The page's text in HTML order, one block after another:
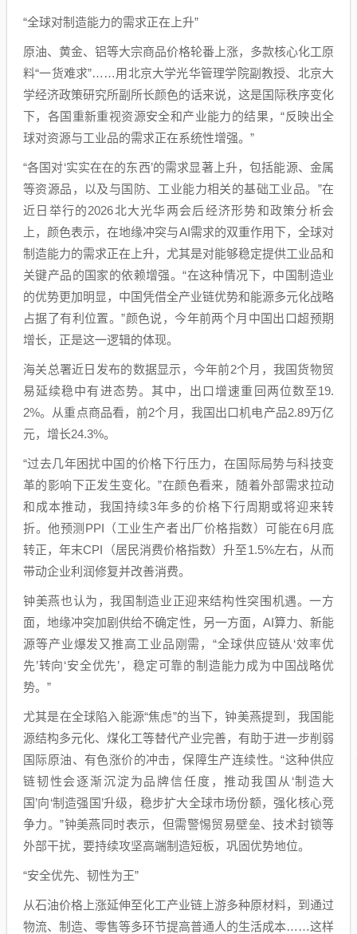
“全球对制造能力的需求正在上升”
原油、黄金、铝等大宗商品价格轮番上涨，多款核心化工原
料“一货难求”……用北京大学光华管理学院副教授、北京大
学经济政策研究所副所长颜色的话来说，这是国际秩序变化
下，各国重新重视资源安全和产业能力的结果，“反映出全
球对资源与工业品的需求正在系统性增强。”
“各国对‘实实在在的东西’的需求显著上升，包括能源、金属
等资源品，以及与国防、工业能力相关的基础工业品。”在
近日举行的2026北大光华两会后经济形势和政策分析会
上，颜色表示，在地缘冲突与AI需求的双重作用下，全球对
制造能力的需求正在上升，尤其是对能够稳定提供工业品和
关键产品的国家的依赖增强。“在这种情况下，中国制造业
的优势更加明显，中国凭借全产业链优势和能源多元化战略
占据了有利位置。”颜色说，今年前两个月中国出口超预期
增长，正是这一逻辑的体现。
海关总署近日发布的数据显示，今年前2个月，我国货物贸
易延续稳中有进态势。其中，出口增速重回两位数至19.
2%。从重点商品看，前2个月，我国出口机电产品2.89万亿
元，增长24.3%。
“过去几年困扰中国的价格下行压力，在国际局势与科技变
革的影响下正发生变化。”在颜色看来，随着外部需求拉动
和成本推动，我国持续3年多的价格下行周期或将迎来转
折。他预测PPI（工业生产者出厂价格指数）可能在6月底
转正，年末CPI（居民消费价格指数）升至1.5%左右，从而
带动企业利润修复并改善消费。
钟美燕也认为，我国制造业正迎来结构性突围机遇。一方
面，地缘冲突加剧供给不确定性，另一方面，AI算力、新能
源等产业爆发又推高工业品刚需，“全球供应链从‘效率优
先’转向‘安全优先’，稳定可靠的制造能力成为中国战略优
势。”
尤其是在全球陷入能源“焦虑”的当下，钟美燕提到，我国能
源结构多元化、煤化工等替代产业完善，有助于进一步削弱
国际原油、有色涨价的冲击，保障生产连续性。“这种供应
链韧性会逐渐沉淀为品牌信任度，推动我国从‘制造大
国’向‘制造强国’升级，稳步扩大全球市场份额，强化核心竞
争力。”钟美燕同时表示，但需警惕贸易壁垒、技术封锁等
外部干扰，要持续攻坚高端制造短板，巩固优势地位。
“安全优先、韧性为王”
从石油价格上涨延伸至化工产业链上游多种原材料，到通过
物流、制造、零售等多环节提高普通人的生活成本……这样